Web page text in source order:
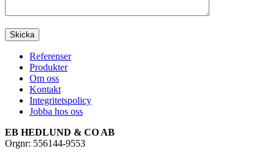
Referenser
Produkter
Om oss
Kontakt
Integritetspolicy
Jobba hos oss
EB HEDLUND & CO AB
Orgnr: 556144-9553